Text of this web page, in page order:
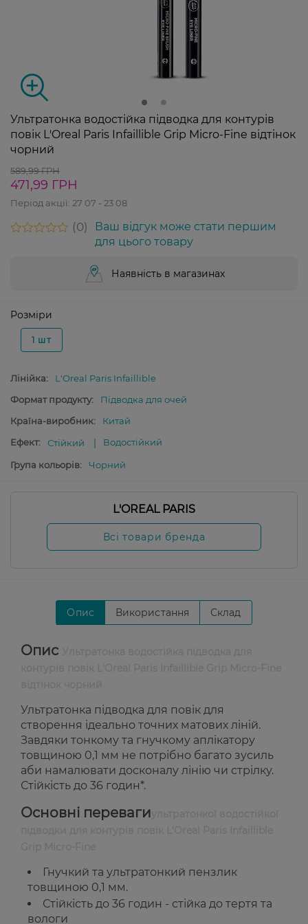
Ультратонка водостійка підводка для контурів
повік L'Oreal Paris Infaillible Grip Micro-Fine відтінок
чорний
589,99 ГРН
471,99 ГРН
Період акції: 27 07 - 23 08
0
Ваш відгук може стати першим
для цього товару
Наявність в магазинах
Розміри
1 шт
Лінійка:
L'Oreal Paris Infaillible
Формат продукту:
Підводка для очей
Країна-виробник:
Китай
Ефект:
Стійкий Водостійкий
Група кольорів: Чорний
L'OREAL PARIS
Всі товари бренда
Опис Використання Склад
Опис
Ультратонка підводка для повік для
створення ідеально точних матових ліній.
Завдяки тонкому та гнучкому аплікатору
товщиною 0,1 мм не потрібно багато зусиль
аби намалювати досконалу лінію чи стрілку.
Стійкість до 36 годин*.
Основні переваги
Гнучкий та ультратонкий пензлик
товщиною 0,1 мм.
Стійкість до 36 годин - стійка до тертя та
вологи